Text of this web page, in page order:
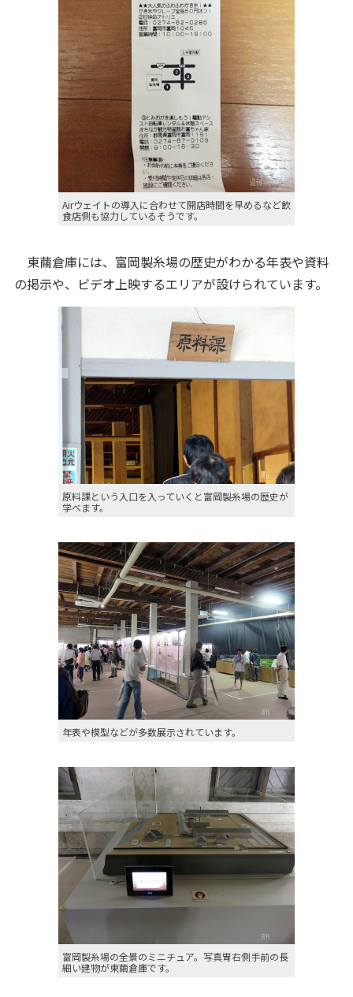
Airウェイトの導入に合わせて開店時間を早めるなど飲
食店側も協力しているそうです。
東繭倉庫には、富岡製糸場の歴史がわかる年表や資料
の掲示や、ビデオ上映するエリアが設けられています。
原料課という入口を入っていくと富岡製糸場の歴史が
学べます。
年表や模型などが多数展示されています。
富岡製糸場の全景のミニチュア。写真胃右側手前の長
細い建物が東繭倉庫です。